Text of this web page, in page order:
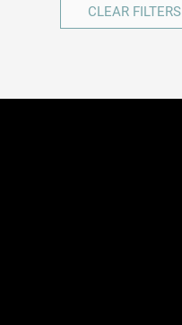
CLEAR FILTERS